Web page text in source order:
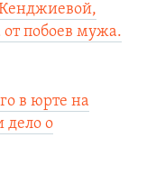
от побоев мужа.
в юрте на
дело о